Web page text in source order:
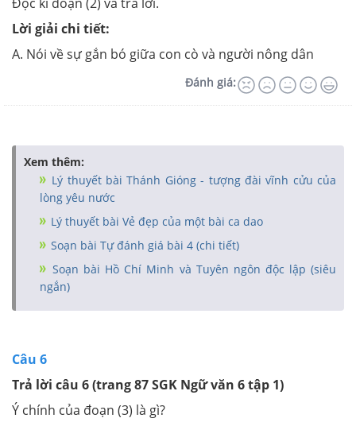
Lời giải chi tiết:
A. Nói về sự gắn bó giữa con cò và người nông dân
Đánh giá:
Xem thêm:
Lý thuyết bài Thánh Gióng - tượng đài vĩnh cửu của
lòng yêu nước
Lý thuyết bài Vẻ đẹp của một bài ca dao
Soạn bài Tự đánh giá bài 4 (chi tiết)
Soạn bài Hồ Chí Minh và Tuyên ngôn độc lập (siêu
ngắn)
Câu 6
Trả lời câu 6 (trang 87 SGK Ngữ văn 6 tập 1)
Ý chính của đoạn (3) là gì?